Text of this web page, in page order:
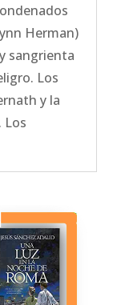
Herman)
sangrienta
Los
y la
Los